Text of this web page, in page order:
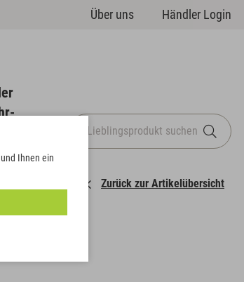
Über uns Händler Login
Zurück zur Artikelübersicht
Ihnen ein